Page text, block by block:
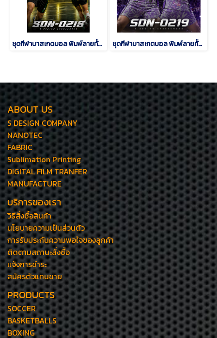
ชุดกีฬาบาสเกตบอล พิมพ์ลายทั้งตัว เนื้อผ้า "นาโนเทค" SDN-0217 ชุดกีฬาบาสเกตบอล พิมพ์ลายทั้งตัว เนื้อผ้า "นาโนเทค" SDN-0219
ABOUT US
S DESIGN COMPANY
NANOTEC
FABRIC
Sublimation Printing
DIGITAL FILM TRANFER
MANUFACTURE
บริการของเรา
วิธีสั่งซื้อสินค้า
นโยบายความเป็นส่วนตัว
การรับประกันความพอใจของลูกค้า
ติดตามสถานะสั่งซื้อ
แจ้งการชำระ
สมัครตัวแทนขาย
PRODUCTS
SOCCER
BASKETBALLS
BOXING